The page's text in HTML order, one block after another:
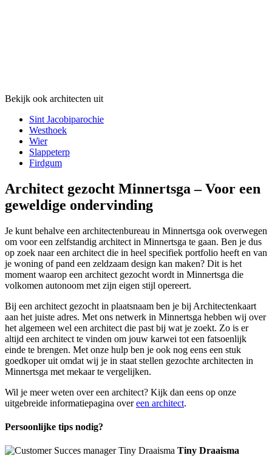
Bekijk ook architecten uit
Sint Jacobiparochie
Westhoek
Wier
Slappeterp
Firdgum
Architect gezocht Minnertsga – Voor een
geweldige ondervinding
Je kunt behalve een architectenbureau in Minnertsga ook overwegen
om voor een zelfstandig architect in Minnertsga te gaan. Ben je dus
op zoek naar een architect die in heel specifiek portfolio heeft en van
je woning of pand een zeldzaam design kan maken? Dit is het
moment waarop een architect gezocht wordt in Minnertsga die
volkomen autonoom met zijn eigen stijl opereert.
Bij een architect gezocht in plaatsnaam ben je bij Architectenkaart
aan het juiste adres. Met ons netwerk in Minnertsga hebben wij over
het algemeen wel een architect die past bij wat je zoekt. Zo is er
altijd een architect te vinden om jouw karwei tot een fatsoenlijk
einde te brengen. Met onze hulp ben je ook nog eens een stuk
goedkoper uit omdat wij je in staat stellen gezochte architecten in
Minnertsga met mekaar te vergelijken.
Wil je meer weten over een architect? Kijk dan eens op onze
uitgebreide informatiepagina overeen architect.
Persoonlijke tips nodig?
Tiny Draaisma